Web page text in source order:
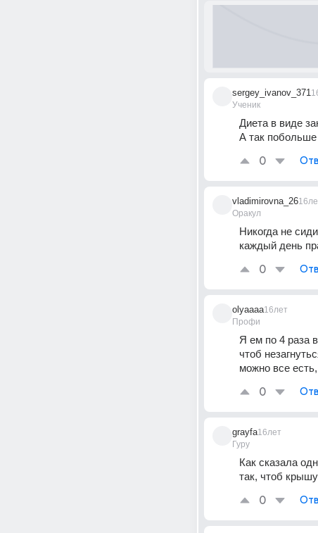
sergey_ivanov_371
Ученик
Диета в виде
А так
0
vladimirovna_26
Оракул
Никогда не
каждый день
0
olyaaaa
Профи
16лет
Я ем по 4 раза
чтоб
можно все
0
grayfa
Гуру
16лет
Как сказала
так, чтоб
0